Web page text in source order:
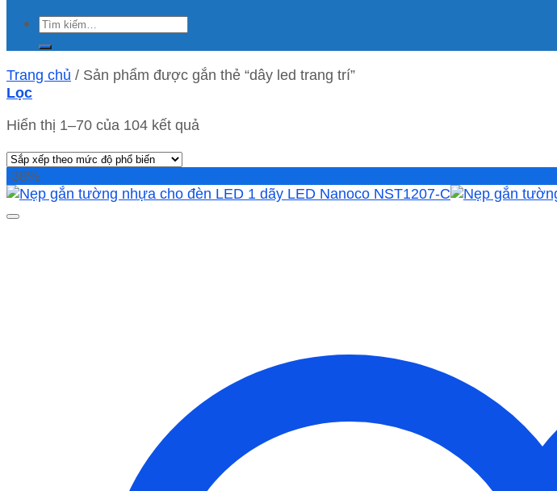
Tìm
kiếm:
Trang chủ / Sản phẩm được gắn thẻ “dây led trang trí”
Lọc
Hiển thị 1–70 của 104 kết quả
-38%